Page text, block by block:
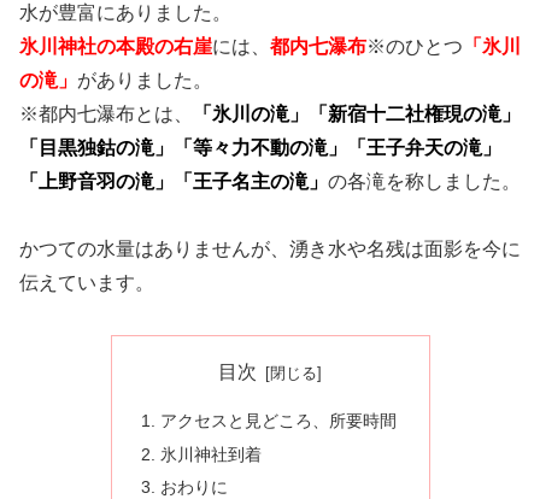
水が豊富にありました。
氷川神社の本殿の右崖には、 都内七瀑布※のひとつ 「氷川
の滝」 がありました。
※都内七瀑布とは、
「氷川の滝」「新宿十二社権現の滝」
「目黒独鈷の滝」「等々力不動の滝」「王子弁天の滝」
「上野音羽の滝」「王子名主の滝」 の各滝を称しました。
かつての水量はありませんが、湧き水や名残は面影を今に
伝えています。
目次
アクセスと見どころ、所要時間
氷川神社到着
おわりに